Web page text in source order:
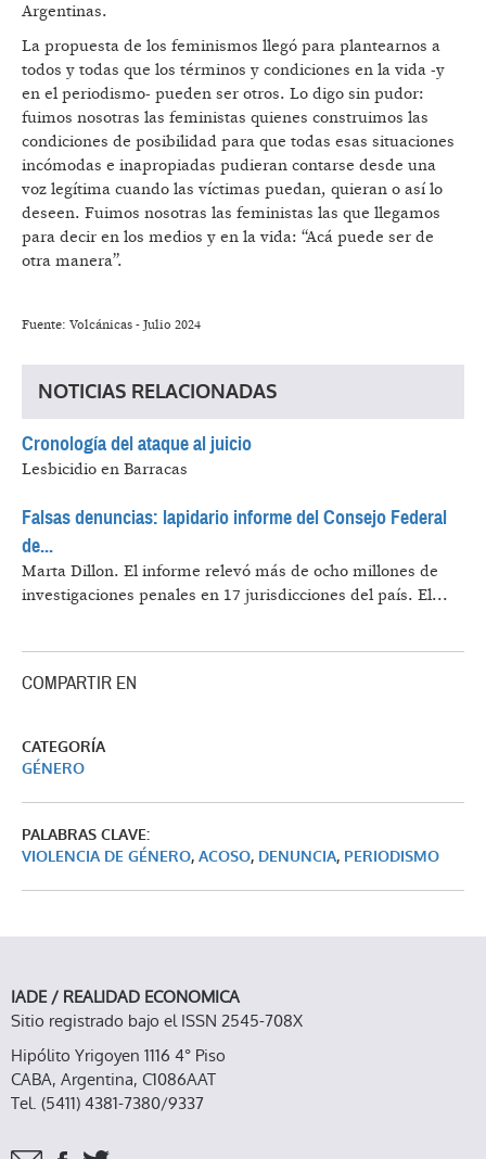
Argentinas.
La propuesta de los feminismos llegó para plantearnos a
todos y todas que los términos y condiciones en la vida -y
en el periodismo- pueden ser otros. Lo digo sin pudor:
fuimos nosotras las feministas quienes construimos las
condiciones de posibilidad para que todas esas situaciones
incómodas e inapropiadas pudieran contarse desde una
voz legítima cuando las víctimas puedan, quieran o así lo
deseen. Fuimos nosotras las feministas las que llegamos
para decir en los medios y en la vida: “Acá puede ser de
otra manera”.
Fuente: Volcánicas - Julio 2024
NOTICIAS RELACIONADAS
Cronología del ataque al juicio
Lesbicidio en Barracas
Falsas denuncias: lapidario informe del Consejo Federal
de...
Marta Dillon. El informe relevó más de ocho millones de
investigaciones penales en 17 jurisdicciones del país. El...
COMPARTIR EN
CATEGORÍA
GÉNERO
PALABRAS CLAVE:
VIOLENCIA DE GÉNERO, ACOSO, DENUNCIA, PERIODISMO
IADE / REALIDAD ECONOMICA
Sitio registrado bajo el ISSN 2545-708X
Hipólito Yrigoyen 1116 4° Piso
CABA, Argentina, C1086AAT
Tel. (5411) 4381-7380/9337